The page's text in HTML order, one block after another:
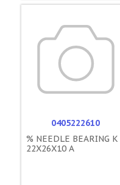
0405222610
% NEEDLE BEARING K
22X26X10 A